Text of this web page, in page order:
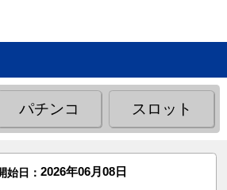
パチンコ スロット
始日： 2026年06月08日